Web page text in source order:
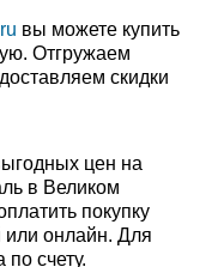
вы можете купить
Отгружаем
скидки
цен на
в Великом
покупку
или онлайн. Для
счету.